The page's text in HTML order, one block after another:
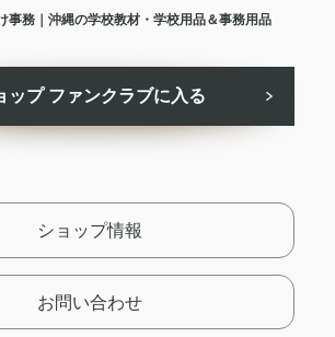
事務｜沖縄の学校教材・学校用品＆事務用品
ップ ファンクラブに入る
ショップ情報
お問い合わせ